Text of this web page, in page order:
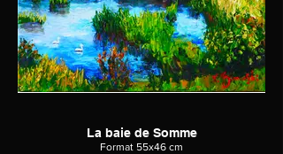
La baie de Somme
Format 55x46 cm